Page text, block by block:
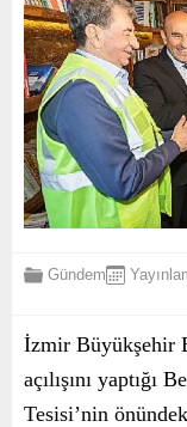
Gündem
İzmir Büyükşehir
açılışını yaptığı
Tesisi’nin